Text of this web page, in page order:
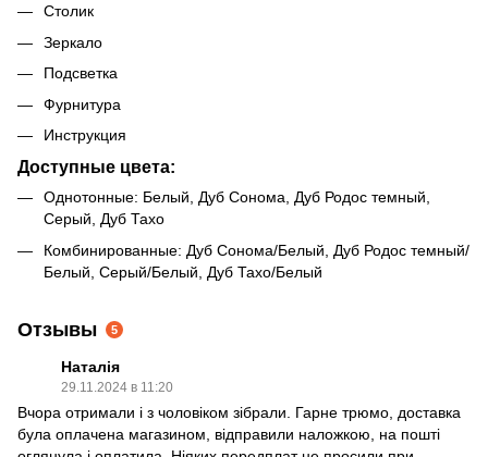
Столик
Зеркало
Подсветка
Фурнитура
Инструкция
Доступные цвета:
Однотонные: Белый, Дуб Сонома, Дуб Родос темный,
Серый, Дуб Тахо
Комбинированные: Дуб Сонома/Белый, Дуб Родос темный/
Белый, Серый/Белый, Дуб Тахо/Белый
Отзывы 5
Наталія
29.11.2024 в 11:20
Вчора отримали і з чоловіком зібрали. Гарне трюмо, доставка
була оплачена магазином, відправили наложкою, на пошті